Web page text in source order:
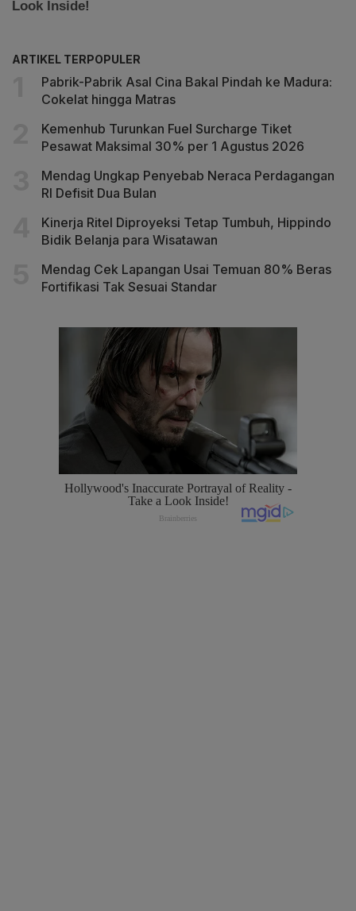
ARTIKEL TERPOPULER
Pabrik-Pabrik Asal Cina Bakal Pindah ke Madura:
Cokelat hingga Matras
Kemenhub Turunkan Fuel Surcharge Tiket
Pesawat Maksimal 30% per 1 Agustus 2026
Mendag Ungkap Penyebab Neraca Perdagangan
RI Defisit Dua Bulan
Kinerja Ritel Diproyeksi Tetap Tumbuh, Hippindo
Bidik Belanja para Wisatawan
Mendag Cek Lapangan Usai Temuan 80% Beras
Fortifikasi Tak Sesuai Standar